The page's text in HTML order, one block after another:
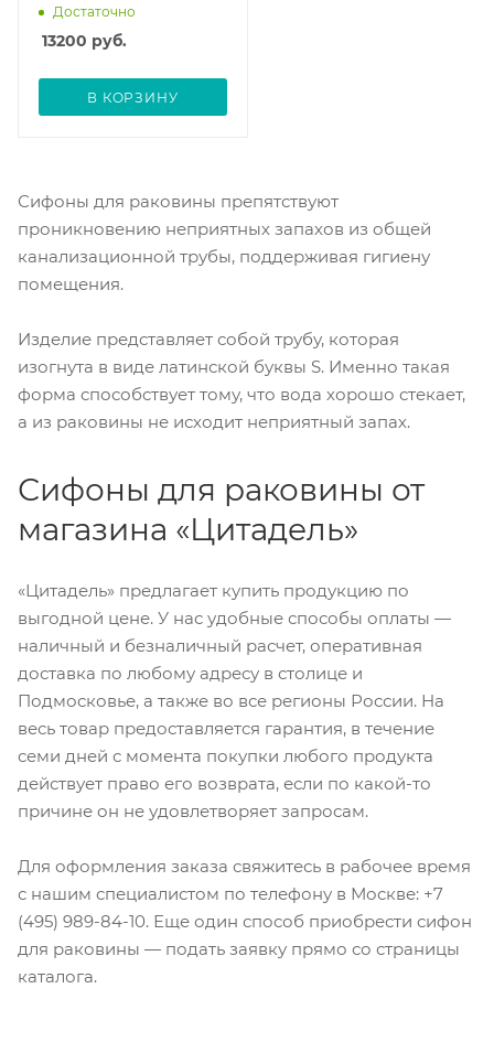
Достаточно
13200 руб.
В КОРЗИНУ
Сифоны для раковины препятствуют
проникновению неприятных запахов из общей
канализационной трубы, поддерживая гигиену
помещения.
Изделие представляет собой трубу, которая
изогнута в виде латинской буквы S. Именно такая
форма способствует тому, что вода хорошо стекает,
а из раковины не исходит неприятный запах.
Сифоны для раковины от
магазина «Цитадель»
«Цитадель» предлагает купить продукцию по
выгодной цене. У нас удобные способы оплаты —
наличный и безналичный расчет, оперативная
доставка по любому адресу в столице и
Подмосковье, а также во все регионы России. На
весь товар предоставляется гарантия, в течение
семи дней с момента покупки любого продукта
действует право его возврата, если по какой-то
причине он не удовлетворяет запросам.
Для оформления заказа свяжитесь в рабочее время
с нашим специалистом по телефону в Москве: +7
(495) 989-84-10. Еще один способ приобрести сифон
для раковины — подать заявку прямо со страницы
каталога.